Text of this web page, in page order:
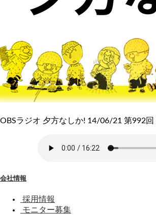
OBSラジオ 夕方なしか! 14/06/21 第992回
会社情報
採用情報
モニター募集